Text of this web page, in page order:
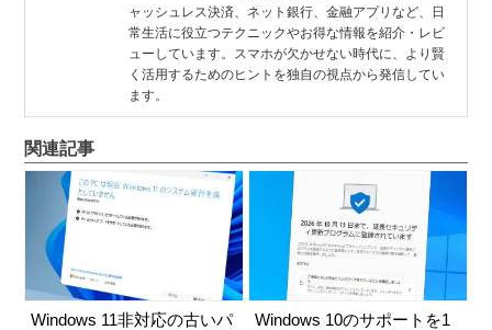
ャッシュレス決済、ネット銀行、金融アプリなど、日
常生活に役立つテクニックやお得な情報を紹介・レビ
ューしています。スマホが欠かせない時代に、より賢
く活用するためのヒントを独自の視点から発信してい
ます。
関連記事
Windows 11非対応の古いパ
Windows 10のサポートを1